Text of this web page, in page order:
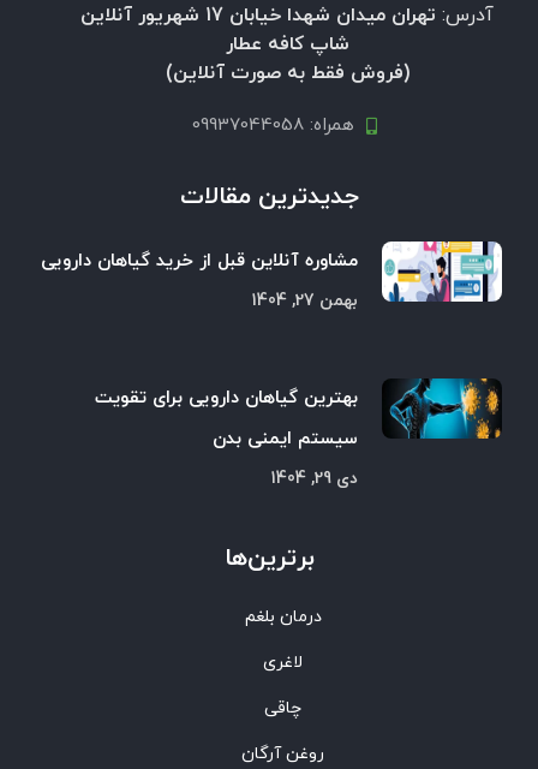
آدرس:
تهران میدان شهدا خیابان 17 شهریور آنلاین
شاپ کافه عطار
(فروش فقط به صورت آنلاین)
همراه: 09937044058
جدیدترین مقالات
مشاوره آنلاین قبل از خرید گیاهان دارویی
بهمن 27, 1404
بهترین گیاهان دارویی برای تقویت
سیستم ایمنی بدن
دی 29, 1404
برترین‌ها
درمان بلغم
لاغری
چاقی
روغن آرگان